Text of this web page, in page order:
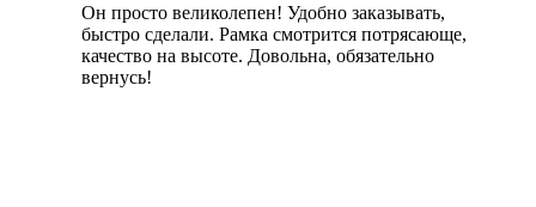
Он просто великолепен! Удобно заказывать,
быстро сделали. Рамка смотрится потрясающе,
качество на высоте. Довольна, обязательно
вернусь!